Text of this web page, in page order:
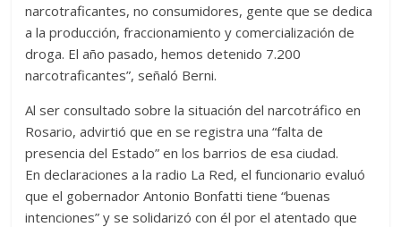
narcotraficantes, no consumidores, gente que se dedica
a la producción, fraccionamiento y comercialización de
droga. El año pasado, hemos detenido 7.200
narcotraficantes”, señaló Berni.
Al ser consultado sobre la situación del narcotráfico en
Rosario, advirtió que en se registra una “falta de
presencia del Estado” en los barrios de esa ciudad.
En declaraciones a la radio La Red, el funcionario evaluó
que el gobernador Antonio Bonfatti tiene “buenas
intenciones” y se solidarizó con él por el atentado que